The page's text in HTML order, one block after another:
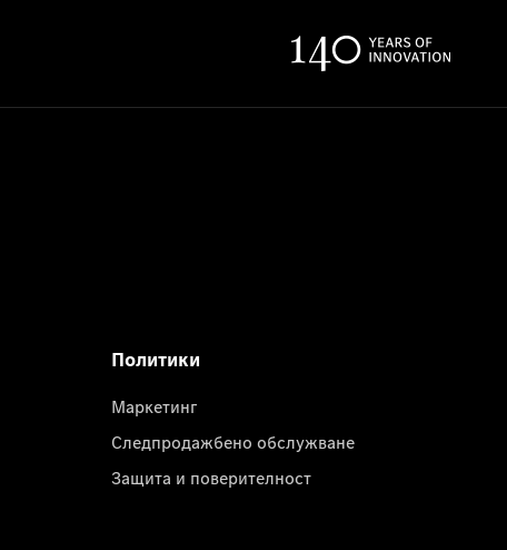
Политики
Маркетинг
Следпродажбено обслужване
Защита и поверителност